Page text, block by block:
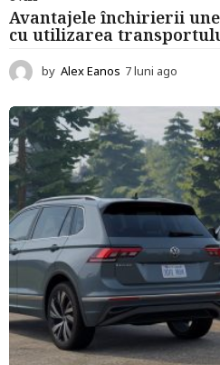
Avantajele închirierii
cu utilizarea
by Alex Eanos 7 luni ago
u
n
i
a
g
o